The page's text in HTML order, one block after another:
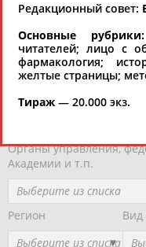
РЕСУРСНАЯ
Региональные
Выберите
Органы управления,
Академии и т.п.
Выберите из списка
Регион
Выберите из списка
Вид
Редакционный совет:
Основные рубрики:
читателей; лицо с
фармакология;
желтые страницы;
Тираж — 20.000 экз.